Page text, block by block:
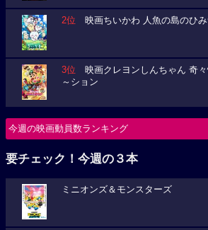
2位 映画ちいかわ 人魚の島のひみ
3位 映画クレヨンしんちゃん 奇
～ション
今週の映画動員数ランキング
要チェック！今週の３本
ミニオンズ＆モンスターズ